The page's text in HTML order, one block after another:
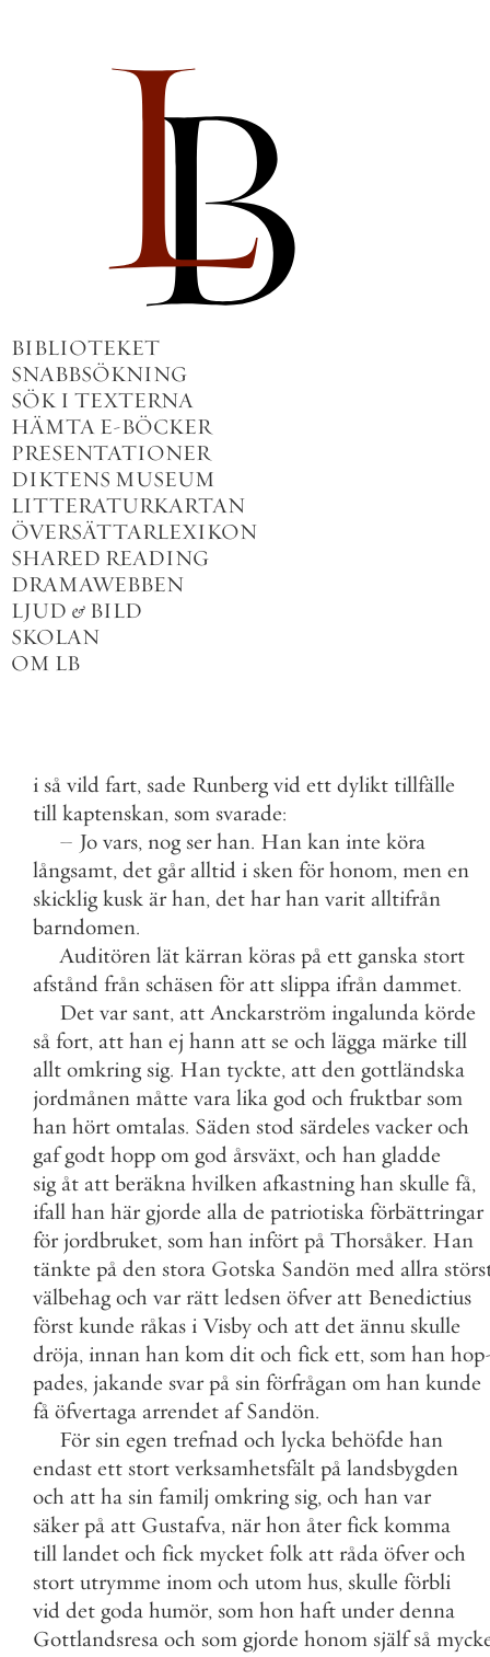
BIBLIOTEKET
SNABBSÖKNING
SÖK I TEXTERNA
HÄMTA E-BÖCKER
PRESENTATIONER
DIKTENS MUSEUM
LITTERATURKARTAN
ÖVERSÄTTARLEXIKON
SHARED READING
DRAMAWEBBEN
LJUD & BILD
SKOLAN
OM LB
i så vild fart, sade Runberg vid ett dylikt tillfälle
till kaptenskan, som svarade:
– Jo vars, nog ser han. Han kan inte köra
långsamt, det går alltid i sken för honom, men en
skicklig kusk är han, det har han varit alltifrån
barndomen.
Auditören lät kärran köras på ett ganska stort
afstånd från schäsen för att slippa ifrån dammet.
Det var sant, att Anckarström ingalunda körde
så fort, att han ej hann att se och lägga märke till
allt omkring sig. Han tyckte, att den gottländska
jordmånen måtte vara lika god och fruktbar som
han hört omtalas. Säden stod särdeles vacker och
gaf godt hopp om god årsväxt, och han gladde
sig åt att beräkna hvilken afkastning han skulle få,
ifall han här gjorde alla de patriotiska förbättringar
för jordbruket, som han infört på Thorsåker. Han
tänkte på den stora Gotska Sandön med allra
välbehag och var rätt ledsen öfver att Benedictius
först kunde råkas i Visby och att det ännu skulle
dröja, innan han kom dit och fick ett, som han hop
pades, jakande svar på sin förfrågan om han kunde
få öfvertaga arrendet af Sandön.
För sin egen trefnad och lycka behöfde han
endast ett stort verksamhetsfält på landsbygden
och att ha sin familj omkring sig, och han var
säker på att Gustafva, när hon åter fick komma
till landet och fick mycket folk att råda öfver och
stort utrymme inom och utom hus, skulle förbli
vid det goda humör, som hon haft under denna
Gottlandsresa och som gjorde honom själf så